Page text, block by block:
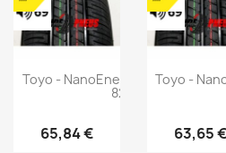
Toyo - NanoEnergy 3 - 175/70 R13
82T
65,84 €
Toyo -
63,65 €